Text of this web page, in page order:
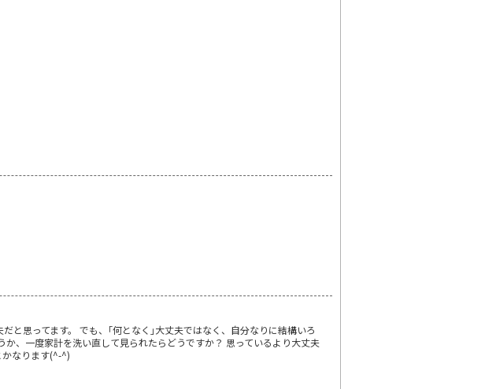
と思ってます。 でも、｢何となく｣大丈夫ではなく、自分なりに結構いろ
、一度家計を洗い直して見られたらどうですか？ 思っているより大丈夫
かなります(^-^)